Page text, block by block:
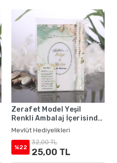
Zerafet Model Yeşil
Renkli Ambalaj İçerisinde
Yasin Kitabı, Magnet ve
Tesbih - Mevlüt
Hediyelikleri
Mevlüt Hediyelikleri
%22
32,00 TL
25,00 TL